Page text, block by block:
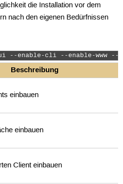
die Installation vor dem
nach den eigenen Bedürfnissen
--enable-cli --enable-www --
Beschreibung
einbauen
einbauen
Client einbauen